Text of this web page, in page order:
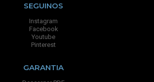
SEGUINOS
Instagram
Facebook
Youtube
Pinterest
GARANTIA